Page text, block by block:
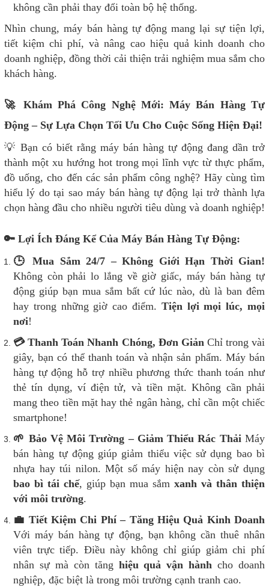
không cần phải thay đổi toàn bộ hệ thống.
Nhìn chung, máy bán hàng tự động mang lại sự tiện lợi,
tiết kiệm chi phí, và nâng cao hiệu quả kinh doanh cho
doanh nghiệp, đồng thời cải thiện trải nghiệm mua sắm cho
khách hàng.
🚀 Khám Phá Công Nghệ Mới: Máy Bán Hàng Tự
Động – Sự Lựa Chọn Tối Ưu Cho Cuộc Sống Hiện Đại!
💡 Bạn có biết rằng máy bán hàng tự động đang dần trở
thành một xu hướng hot trong mọi lĩnh vực từ thực phẩm,
đồ uống, cho đến các sản phẩm công nghệ? Hãy cùng tìm
hiểu lý do tại sao máy bán hàng tự động lại trở thành lựa
chọn hàng đầu cho nhiều người tiêu dùng và doanh nghiệp!
🔑 Lợi Ích Đáng Kể Của Máy Bán Hàng Tự Động:
🕒 Mua Sắm 24/7 – Không Giới Hạn Thời Gian!
Không còn phải lo lắng về giờ giấc, máy bán hàng tự
động giúp bạn mua sắm bất cứ lúc nào, dù là ban đêm
hay trong những giờ cao điểm. Tiện lợi mọi lúc, mọi
nơi!
💳 Thanh Toán Nhanh Chóng, Đơn Giản Chỉ trong vài
giây, bạn có thể thanh toán và nhận sản phẩm. Máy bán
hàng tự động hỗ trợ nhiều phương thức thanh toán như
thẻ tín dụng, ví điện tử, và tiền mặt. Không cần phải
mang theo tiền mặt hay thẻ ngân hàng, chỉ cần một chiếc
smartphone!
🌱 Bảo Vệ Môi Trường – Giảm Thiểu Rác Thải Máy
bán hàng tự động giúp giảm thiểu việc sử dụng bao bì
nhựa hay túi nilon. Một số máy hiện nay còn sử dụng
bao bì tái chế, giúp bạn mua sắm xanh và thân thiện
với môi trường.
💼 Tiết Kiệm Chi Phí – Tăng Hiệu Quả Kinh Doanh
Với máy bán hàng tự động, bạn không cần thuê nhân
viên trực tiếp. Điều này không chỉ giúp giảm chi phí
nhân sự mà còn tăng hiệu quả vận hành cho doanh
nghiệp, đặc biệt là trong môi trường cạnh tranh cao.